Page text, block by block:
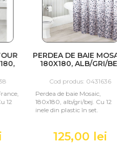
PERDEA DE BAIE MOSAIC,
180X180, ALB/GRI/BEJ
Cod produs: 0431636
Perdea de baie Mosaic,
180x180, alb/gri/bej. Cu 12
inele din plastic în set.
125,00 lei